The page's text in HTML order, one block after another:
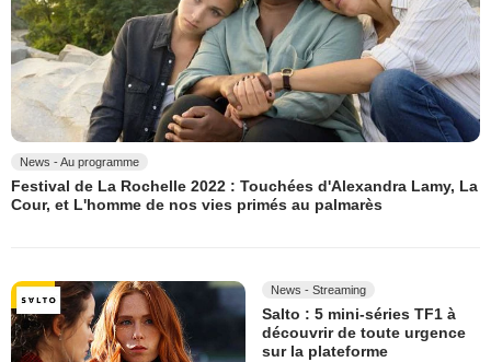
News - Au programme
Festival de La Rochelle 2022 : Touchées d'Alexandra Lamy, La
Cour, et L'homme de nos vies primés au palmarès
News - Streaming
Salto : 5 mini-séries TF1 à
découvrir de toute urgence
sur la plateforme